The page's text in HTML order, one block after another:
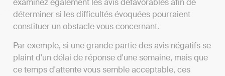
examinez également les avis défavorables afin de
déterminer si les difficultés évoquées pourraient
constituer un obstacle vous concernant.
Par exemple, si une grande partie des avis négatifs se
plaint d'un délai de réponse d'une semaine, mais que
ce temps d'attente vous semble acceptable, ces